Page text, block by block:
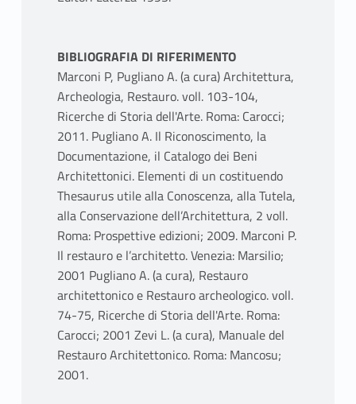
BIBLIOGRAFIA DI RIFERIMENTO
Marconi P, Pugliano A. (a cura) Architettura,
Archeologia, Restauro. voll. 103-104,
Ricerche di Storia dell'Arte. Roma: Carocci;
2011. Pugliano A. Il Riconoscimento, la
Documentazione, il Catalogo dei Beni
Architettonici. Elementi di un costituendo
Thesaurus utile alla Conoscenza, alla Tutela,
alla Conservazione dell’Architettura, 2 voll.
Roma: Prospettive edizioni; 2009. Marconi P.
Il restauro e l’architetto. Venezia: Marsilio;
2001 Pugliano A. (a cura), Restauro
architettonico e Restauro archeologico. voll.
74-75, Ricerche di Storia dell'Arte. Roma:
Carocci; 2001 Zevi L. (a cura), Manuale del
Restauro Architettonico. Roma: Mancosu;
2001.